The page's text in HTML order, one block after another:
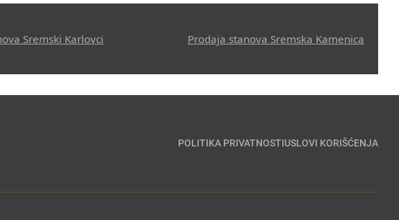
Sremski Karlovci Prodaja stanova Sremska Kamenica
POLITIKA PRIVATNOSTIUSLOVI KORIŠĆENJA